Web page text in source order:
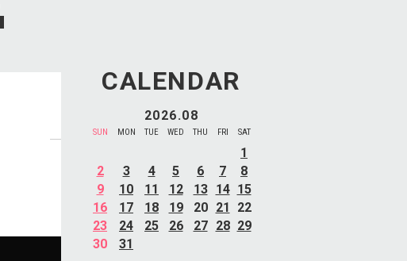
CALENDAR
2026.08
SUN MON TUE WED THU FRI SAT
1
2
3 4 5 6 7
8
9
10 11 12 13 14 15
16
17 18 19 20 21
22
23
24 25 26 27 28 29
30
31